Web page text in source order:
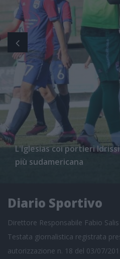
L'Iglesias coi portieri
più sudamericana
Diario Sportivo
Direttore Responsabile Fabio Salis
Testata giornalistica registrata
autorizzazione n. 18 del 03/07/